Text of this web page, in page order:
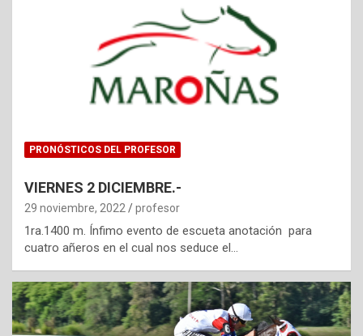
PRONÓSTICOS DEL PROFESOR
VIERNES 2 DICIEMBRE.-
29 noviembre, 2022 profesor
1ra.1400 m. Ínfimo evento de escueta anotación para
cuatro añeros en el cual nos seduce el…